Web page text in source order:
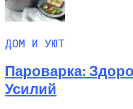
ДОМ И УЮТ
Пароварка:
Усилий